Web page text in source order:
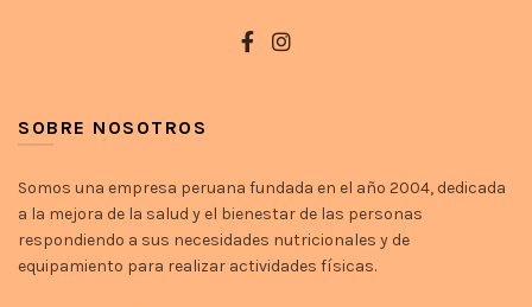
SOBRE NOSOTROS
Somos una empresa peruana fundada en el año 2004, dedicada
a la mejora de la salud y el bienestar de las personas
respondiendo a sus necesidades nutricionales y de
equipamiento para realizar actividades físicas.